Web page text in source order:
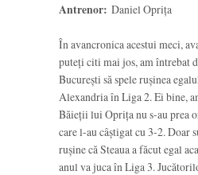
Antrenor: Daniel Oprița
În avancronica acestui meci,
puteți citi mai jos, am întrebat
București să spele rușinea
Alexandria în Liga 2. Ei bine,
Băieții lui Oprița nu s-au prea
care l-au câștigat cu 3-2. Doar
rușine că Steaua a făcut egal
anul va juca în Liga 3.